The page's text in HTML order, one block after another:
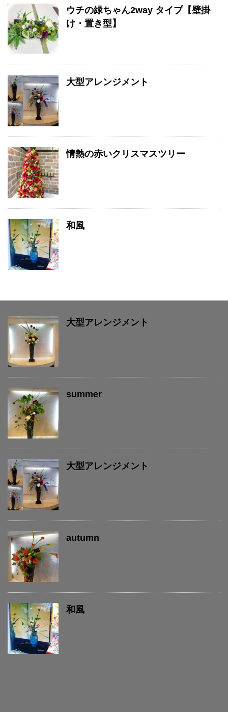
ウチの緑ちゃん2way タイプ【壁掛
け・置き型】
大型アレンジメント
情熱の赤いクリスマスツリー
和風
大型アレンジメント
summer
大型アレンジメント
autumn
和風